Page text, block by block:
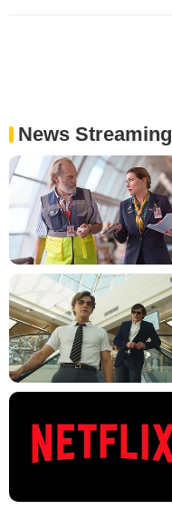
News Streaming